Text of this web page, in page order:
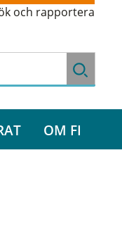
och rapportera
OM FI